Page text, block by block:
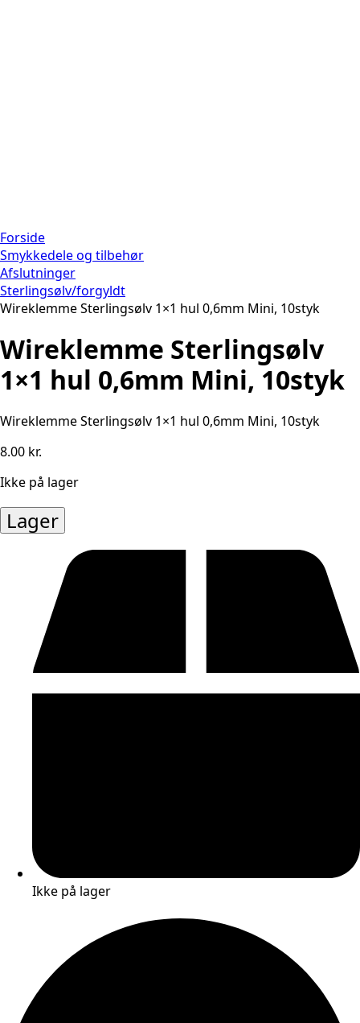
Forside
Smykkedele og tilbehør
Afslutninger
Sterlingsølv/forgyldt
Wireklemme Sterlingsølv 1×1 hul 0,6mm Mini, 10styk
Wireklemme Sterlingsølv
1×1 hul 0,6mm Mini, 10styk
Wireklemme Sterlingsølv 1×1 hul 0,6mm Mini, 10styk
8.00 kr.
Ikke på lager
Lager
Ikke på lager